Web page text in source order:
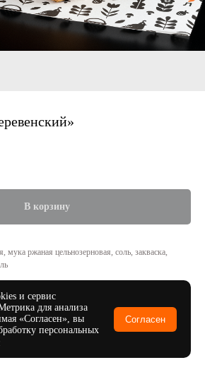
и сервис
для анализа
«Согласен», вы
персональных
Согласен
В корзину
мука ржаная цельнозерновая, соль, закваска,